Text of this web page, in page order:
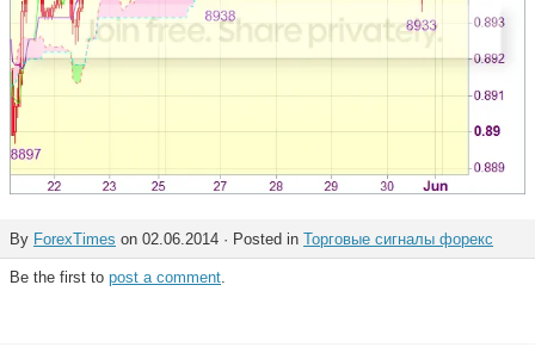
By ForexTimes on 02.06.2014 · Posted in Торговые сигналы форекс
Be the first to post a comment